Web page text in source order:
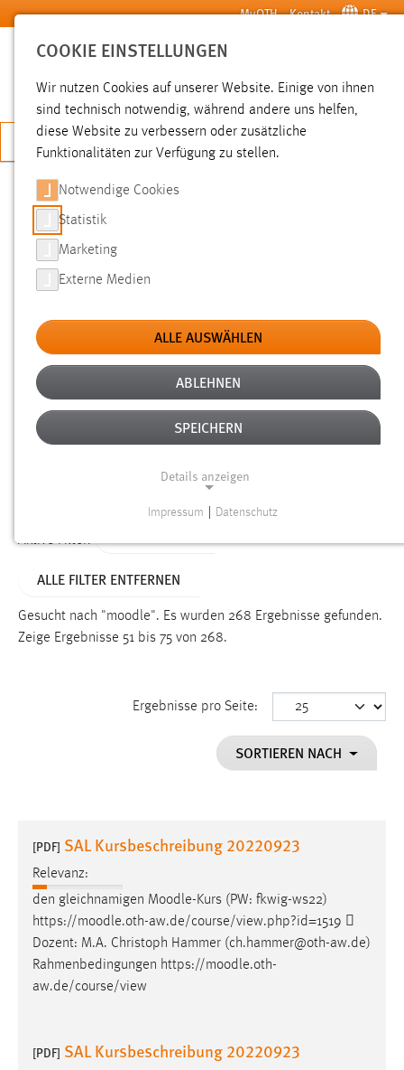
Zum Hauptinhalt springen MyOTH Kontakt DE
SUCHE
JETZT BEWERBEN
SUCHE
FILTER
Typ
Erstellungsdatum
Alter
Aktive Filter:
ALLE FILTER ENTFERNEN
Gesucht nach "moodle". Es wurden 268 Ergebnisse gefunden.
Zeige Ergebnisse 51 bis 75 von 268.
Ergebnisse pro Seite:
SORTIEREN NACH
[PDF] SAL Kursbeschreibung 20220923
Relevanz:
den gleichnamigen Moodle-Kurs (PW: fkwig-ws22)
https://moodle.oth-aw.de/course/view.php?id=1519 
Dozent: M.A. Christoph Hammer (ch.hammer@oth-aw.de)
Rahmenbedingungen https://moodle.oth-
aw.de/course/view
[PDF] SAL Kursbeschreibung 20220923
COOKIE EINSTELLUNGEN
Wir nutzen Cookies auf unserer Website. Einige von ihnen
sind technisch notwendig, während andere uns helfen,
diese Website zu verbessern oder zusätzliche
Funktionalitäten zur Verfügung zu stellen.
Notwendige Cookies
Statistik
Marketing
Externe Medien
ALLE AUSWÄHLEN
ABLEHNEN
SPEICHERN
Details anzeigen
Funktionen und sind für die einwandfreie Funktion der
Einverständnis
cookie_consent
Dieser Cookie speichert die ausgewählten Einverständnis-
Performance
Name:
Zweck:
Für performante Seitenauslieferung wird in diesem Cookie
Sprachpräferenz
Impressum Datenschutz